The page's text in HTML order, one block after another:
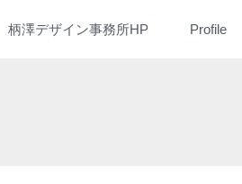
柄澤デザイン事務所HP Profile